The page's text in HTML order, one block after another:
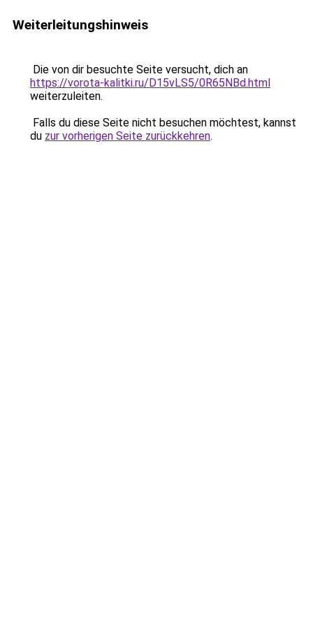
Weiterleitungshinweis
Die von dir besuchte Seite versucht, dich an
https://vorota-kalitki.ru/D15vLS5/0R65NBd.html
weiterzuleiten.
Falls du diese Seite nicht besuchen möchtest, kannst
du zur vorherigen Seite zurückkehren.